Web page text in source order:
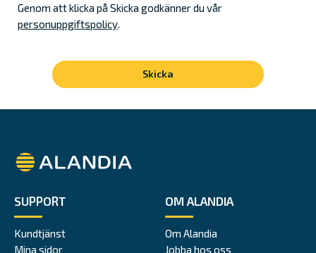
Genom att klicka på Skicka godkänner du vår
personuppgiftspolicy.
Alandia
SUPPORT
Kundtjänst
Mina sidor
OM ALANDIA
Om Alandia
Jobba hos oss